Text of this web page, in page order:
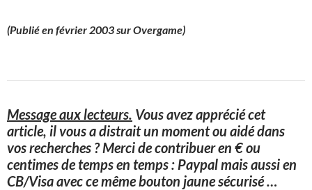
(Publié en février 2003 sur Overgame)
Message aux lecteurs. Vous avez apprécié cet
article, il vous a distrait un moment ou aidé dans
vos recherches ? Merci de contribuer en € ou
centimes de temps en temps : Paypal mais aussi en
CB/Visa avec ce même bouton jaune sécurisé…